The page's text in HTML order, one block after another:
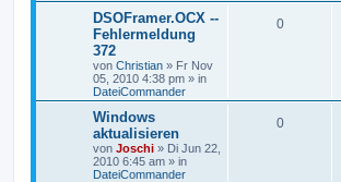
DSOFramer.OCX --
Fehlermeldung
372
von Christian » Fr Nov
05, 2010 4:38 pm » in
DateiCommander
0
Windows
aktualisieren
von Joschi » Di Jun 22,
2010 6:45 am » in
DateiCommander
0